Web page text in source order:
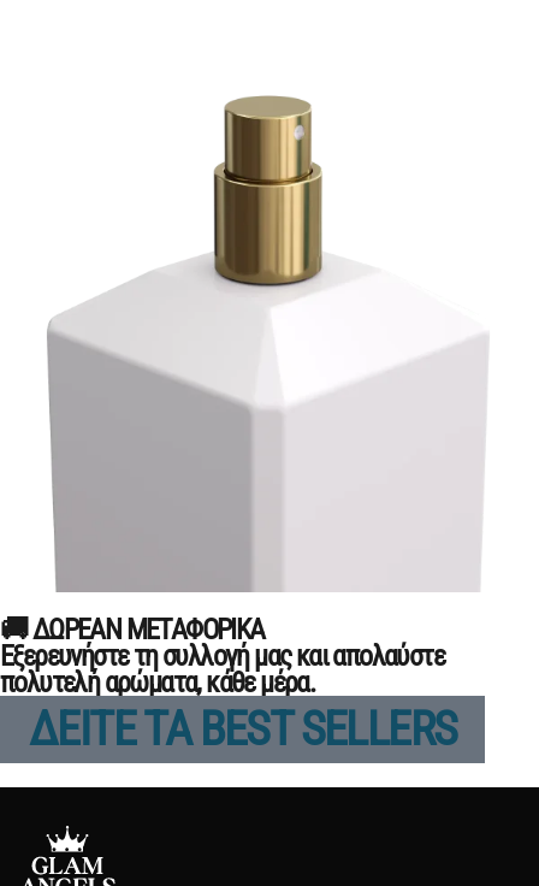
🚚 ΔΩΡΕΑΝ ΜΕΤΑΦΟΡΙΚΑ
Εξερευνήστε τη συλλογή μας και απολαύστε
πολυτελή αρώματα, κάθε μέρα.
ΔΕΙΤΕ ΤΑ BEST SELLERS